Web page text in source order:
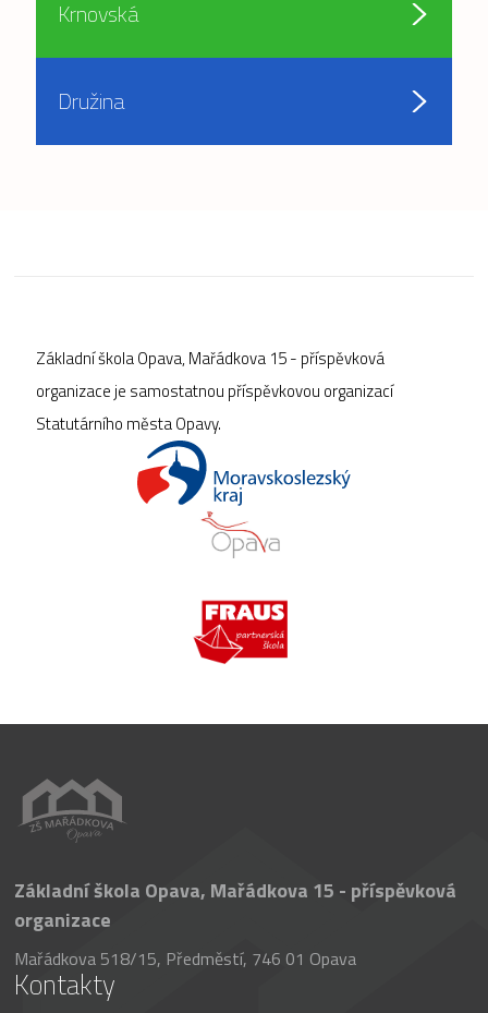
Krnovská
Družina
Základní škola Opava, Mařádkova 15 - příspěvková
organizace je samostatnou příspěvkovou organizací
Statutárního města Opavy.
Základní škola Opava, Mařádkova 15 - příspěvková
organizace
Mařádkova 518/15, Předměstí, 746 01 Opava
Kontakty